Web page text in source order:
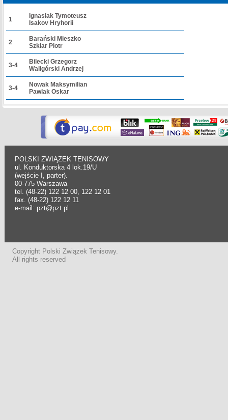
1
Ignasiak Tymoteusz
Isakov Hryhorii
2
Barański Mieszko
Szklar Piotr
3-4
Bilecki Grzegorz
Waligórski Andrzej
3-4
Nowak Maksymilian
Pawlak Oskar
POLSKI ZWIĄZEK TENISOWY
ul. Konduktorska 4 lok.19/U
(wejście I, parter).
00-775 Warszawa
tel. (48-22) 122 12 00, 122 12 01
fax. (48-22) 122 12 11
e-mail: pzt@pzt.pl
Copyright Polski Związek Tenisowy.
All rights reserved